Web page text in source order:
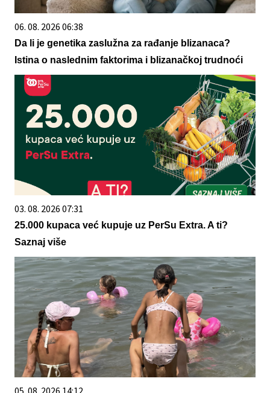
06. 08. 2026 06:38
Da li je genetika zaslužna za rađanje blizanaca?
Istina o naslednim faktorima i blizanačkoj trudnoći
03. 08. 2026 07:31
25.000 kupaca već kupuje uz PerSu Extra. A ti?
Saznaj više